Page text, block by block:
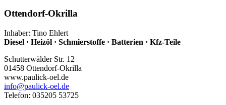
Ottendorf-Okrilla
Inhaber: Tino Ehlert
Diesel · Heizöl · Schmierstoffe · Batterien · Kfz-Teile
Schutterwälder Str. 12
01458 Ottendorf-Okrilla
www.paulick-oel.de
info@paulick-oel.de
Telefon: 035205 53725